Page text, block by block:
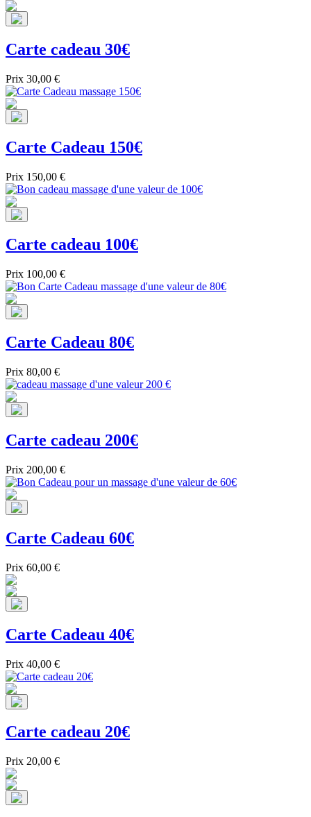
Carte cadeau 30€
Prix 30,00 €
Carte Cadeau 150€
Prix 150,00 €
Carte cadeau 100€
Prix 100,00 €
Carte Cadeau 80€
Prix 80,00 €
Carte cadeau 200€
Prix 200,00 €
Carte Cadeau 60€
Prix 60,00 €
Carte Cadeau 40€
Prix 40,00 €
Carte cadeau 20€
Prix 20,00 €